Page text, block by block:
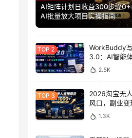
AI矩阵计划日收益300步骤
AI批量放大项目实操指南
WorkBuddy
3.0：AI智能
作，头条公众
现
2.5K
2026淘宝无
风口，副业变
无违规稳定可
1.3K